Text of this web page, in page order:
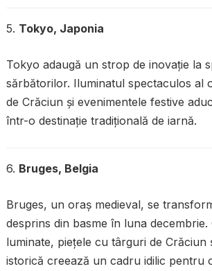
5. Tokyo, Japonia
Tokyo adaugă un strop de inovație la
sărbătorilor. Iluminatul spectaculos al
de Crăciun și evenimentele festive
într-o destinație tradițională de iarnă.
6. Bruges, Belgia
Bruges, un oraș medieval, se
desprins din basme în luna decembrie.
luminate, piețele cu târguri de Crăciun
istorică creează un cadru idilic pentru